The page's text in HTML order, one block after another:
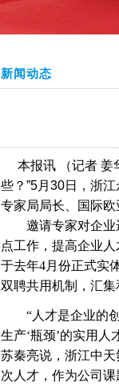
新闻动态
本报讯 （记者 姜
些？ ”5月30日
，浙
专家局局长、国际
邀请专家对企业
点工作，提高企业
于去年4月份正式实
双聘共用机制，汇
“人才是企业的
生产‘瓶颈’的实用人
苏秦亮说，浙江中
次人才，作为公司